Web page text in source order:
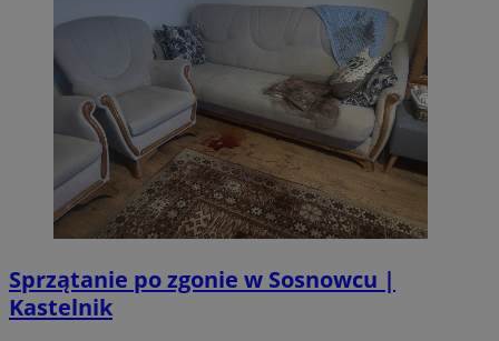
Sprzątanie po zgonie w Sosnowcu |
Kastelnik
CookieScriptConsent
CookieScript
sosnowiecki.pl